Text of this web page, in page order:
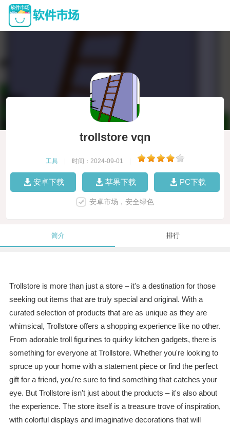
trollstore vqn
工具 时间：2024-09-01
安卓下载 苹果下载 PC下载
安卓市场，安全绿色
简介 排行
Trollstore is more than just a store – it's a destination for those
seeking out items that are truly special and original. With a
curated selection of products that are as unique as they are
whimsical, Trollstore offers a shopping experience like no other.
From adorable troll figurines to quirky kitchen gadgets, there is
something for everyone at Trollstore. Whether you're looking to
spruce up your home with a statement piece or find the perfect
gift for a friend, you're sure to find something that catches your
eye. But Trollstore isn't just about the products – it's also about
the experience. The store itself is a treasure trove of inspiration,
with colorful displays and imaginative decorations that will